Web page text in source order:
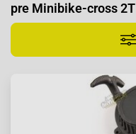
pre Minibike-cross 2T